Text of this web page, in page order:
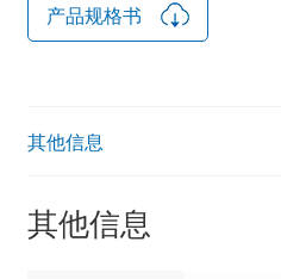
产品规格书
其他信息
其他信息